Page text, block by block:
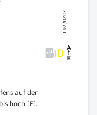
auf den
hoch [E].